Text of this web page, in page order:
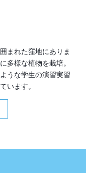
まれた窪地にありま
多様な植物を栽培。
うな学生の演習実習
います。